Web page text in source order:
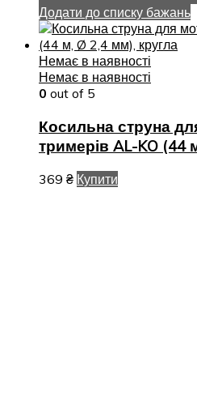
Додати до списку бажань
Немає в наявності
Немає в наявності
0 out of 5
Косильна струна
тримерів AL-KO (44
369 ₴ Купити